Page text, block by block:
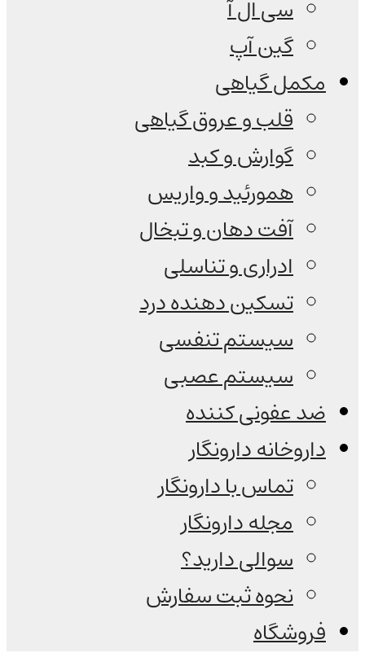
سی ال آ
گین آپ
مکمل گیاهی
قلب و عروق گیاهی
گوارش و کبد
همورئید و واریس
آفت دهان و تبخال
ادراری و تناسلی
تسکین دهنده درد
سیستم تنفسی
سیستم عصبی
ضد عفونی کننده
داروخانه دارونگار
تماس با دارونگار
مجله دارونگار
سوالی دارید؟
نحوه ثبت سفارش
فروشگاه